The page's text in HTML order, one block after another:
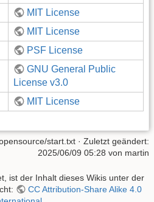
MIT License
MIT License
PSF License
GNU General Public
License v3.0
MIT License
start.txt · Zuletzt geändert:
2025/06/09 05:28 von martin
ist der Inhalt dieses Wikis unter der
CC Attribution-Share Alike 4.0